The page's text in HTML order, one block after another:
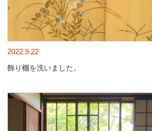
2022.9.22
飾り棚を洗いました。